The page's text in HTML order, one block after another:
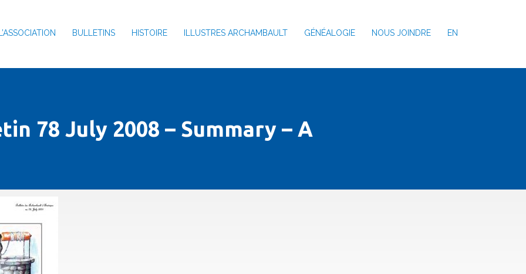
BULLETINS HISTOIRE ILLUSTRES ARCHAMBAULT GÉNÉALOGIE NOUS JOINDRE EN
78 July 2008 – Summary – A